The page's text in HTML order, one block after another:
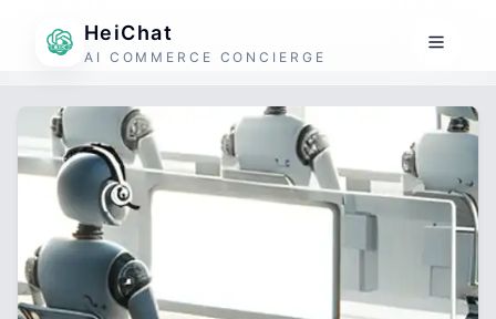
HeiChat
AI COMMERCE CONCIERGE